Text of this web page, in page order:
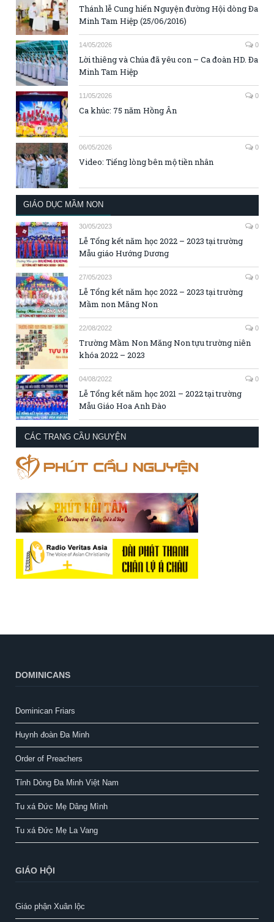
Thánh lễ Cung hiến Nguyện đường Hội dòng Đa
Minh Tam Hiệp (25/06/2016)
14/05/2026 0
Lời thiêng và Chúa đã yêu con – Ca đoàn HD. Đa
Minh Tam Hiệp
11/05/2026 0
Ca khúc: 75 năm Hồng Ân
06/05/2026 0
Video: Tiếng lòng bên mộ tiền nhân
GIÁO DỤC MẦM NON
30/05/2023 0
Lễ Tổng kết năm học 2022 – 2023 tại trường
Mẫu giáo Hướng Dương
27/05/2023 0
Lễ Tổng kết năm học 2022 – 2023 tại trường
Mầm non Măng Non
22/08/2022 0
Trường Mầm Non Măng Non tựu trường niên
khóa 2022 – 2023
04/08/2022 0
Lễ Tổng kết năm học 2021 – 2022 tại trường
Mẫu Giáo Hoa Anh Đào
CÁC TRANG CẦU NGUYỆN
DOMINICANS
Dominican Friars
Huynh đoàn Đa Minh
Order of Preachers
Tỉnh Dòng Đa Minh Việt Nam
Tu xá Đức Mẹ Dâng Mình
Tu xá Đức Mẹ La Vang
GIÁO HỘI
Giáo phận Xuân lộc